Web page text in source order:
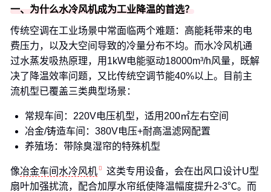
一、为什么水冷风机成为工业降温的首选？
传统空调在工业场景中常面临两个难题：高能耗带来的电
费压力，以及大空间导致的冷量分布不均。而水冷风机通
过水蒸发吸热原理，用1kW电能驱动18000m³/h风量，既解
决了降温效率问题，又比传统空调节能40%以上。目前主
流机型已覆盖三类典型场景：
常规车间：220V电压机型，适用200㎡左右空间
冶金/铸造车间：380V电压+耐高温滤网配置
养殖场：带除臭湿帘的特殊机型
像冶金车间水冷风机
这类专用设备，会在出风口设计U型
扇叶加强扰流，配合加厚水帘纸使降温幅度提升2-3℃。而